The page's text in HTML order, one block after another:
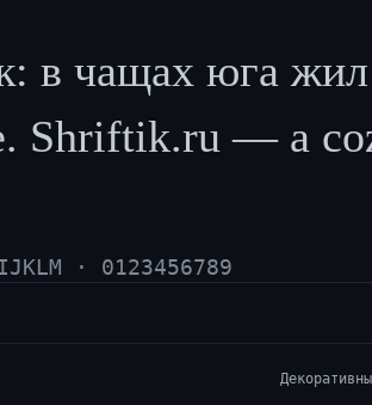
в чащах юга
Shriftik.ru — a
· 0123456789